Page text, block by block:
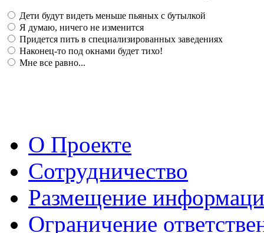
Дети будут видеть меньше пьяных с бутылкой
Я думаю, ничего не изменится
Придется пить в специализированных заведениях
Наконец-то под окнами будет тихо!
Мне все равно...
О Проекте
Сотрудничество
Размещение
Ограничение